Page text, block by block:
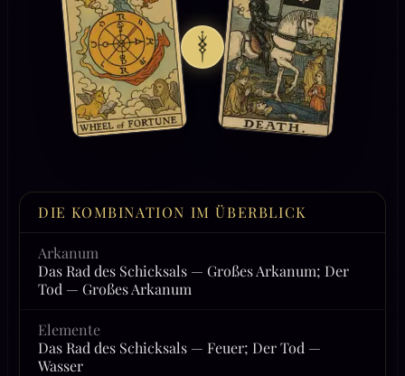
DIE KOMBINATION IM ÜBERBLICK
Arkanum
Das Rad des Schicksals — Großes Arkanum; Der
Tod — Großes Arkanum
Elemente
Das Rad des Schicksals — Feuer; Der Tod —
Wasser